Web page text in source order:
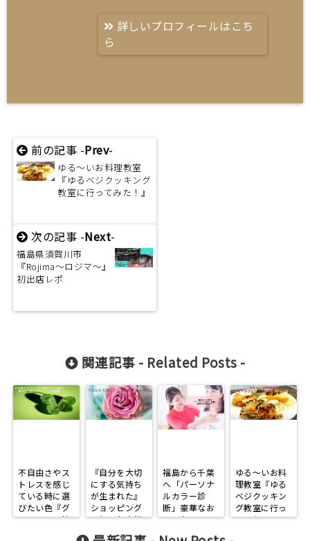
詳しいプロフィールはこち
ら
前の記事 -Prev-
ゆる～いお料理教室
『ゆるべジクッキング
教室に行ってみた！』
次の記事 -Next-
福島県須賀川市
『Rojima～ロジマ～』
初出店レポ
関連記事 - Related Posts -
不自由さやス
トレスを感じ
ている時に選
びたい色『グ
リーン』の効
『自分を大切
にする気持ち
が生まれた』
ショッピング
同行、お客様
福島から千葉
へ「パーソナ
ルカラー診
断」豪華なお
もてなし
ゆる～いお料
理教室『ゆる
べジクッキン
グ教室に行っ
てみた！』